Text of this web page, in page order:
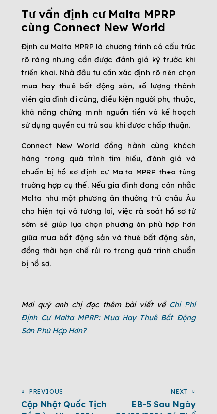
Tư vấn định cư Malta MPRP
cùng Connect New World
Định cư Malta MPRP là chương trình có cấu trúc
rõ ràng nhưng cần được đánh giá kỹ trước khi
triển khai. Nhà đầu tư cần xác định rõ nên chọn
mua hay thuê bất động sản, số lượng thành
viên gia đình đi cùng, điều kiện người phụ thuộc,
khả năng chứng minh nguồn tiền và kế hoạch
sử dụng quyền cư trú sau khi được chấp thuận.
Connect New World đồng hành cùng khách
hàng trong quá trình tìm hiểu, đánh giá và
chuẩn bị hồ sơ định cư Malta MPRP theo từng
trường hợp cụ thể. Nếu gia đình đang cân nhắc
Malta như một phương án thường trú châu Âu
cho hiện tại và tương lai, việc rà soát hồ sơ từ
sớm sẽ giúp lựa chọn phương án phù hợp hơn
giữa mua bất động sản và thuê bất động sản,
đồng thời hạn chế rủi ro trong quá trình chuẩn
bị hồ sơ.
Mời quý anh chị đọc thêm bài viết về Chi Phí
Định Cư Malta MPRP: Mua Hay Thuê Bất Động
Sản Phù Hợp Hơn?
PREVIOUS
Cập Nhật Quốc Tịch
NEXT
EB-5 Sau Ngày